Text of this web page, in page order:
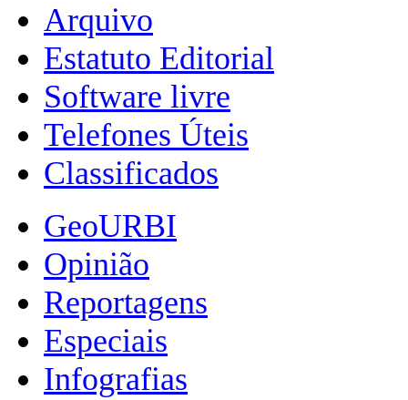
Arquivo
Estatuto Editorial
Software livre
Telefones Úteis
Classificados
GeoURBI
Opinião
Reportagens
Especiais
Infografias